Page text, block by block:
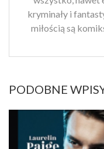
kryminały i
miłością są
PODOBNE